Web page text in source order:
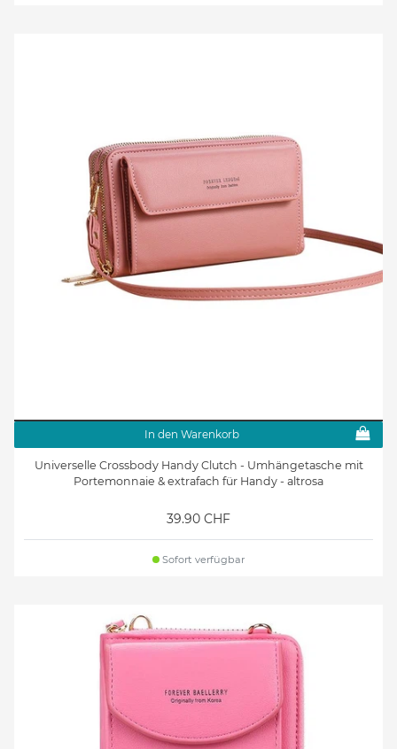
In den Warenkorb
Universelle Crossbody Handy Clutch - Umhängetasche mit
Portemonnaie & extrafach für Handy - altrosa
39.90 CHF
Sofort verfügbar